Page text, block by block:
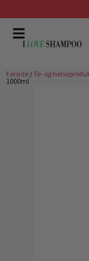
Prismatch mod
Forside /Te- og
1000ml